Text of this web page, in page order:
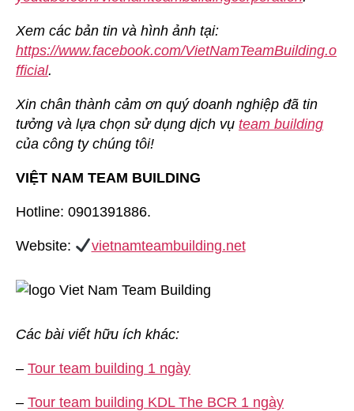
Xem các bản tin và hình ảnh tại:
https://www.facebook.com/VietNamTeamBuilding.o
fficial.
Xin chân thành cảm ơn quý doanh nghiệp đã tin
tưởng và lựa chọn sử dụng dịch vụ team building
của công ty chúng tôi!
VIỆT NAM TEAM BUILDING
Hotline: 0901391886.
Website: vietnamteambuilding.net
Các bài viết hữu ích khác:
– Tour team building 1 ngày
– Tour team building KDL The BCR 1 ngày